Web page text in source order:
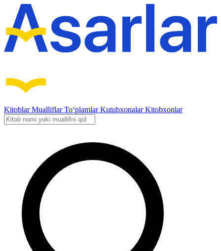
KitoblarMualliflarTo‘plamlarKutubxonalarKitobxonlar